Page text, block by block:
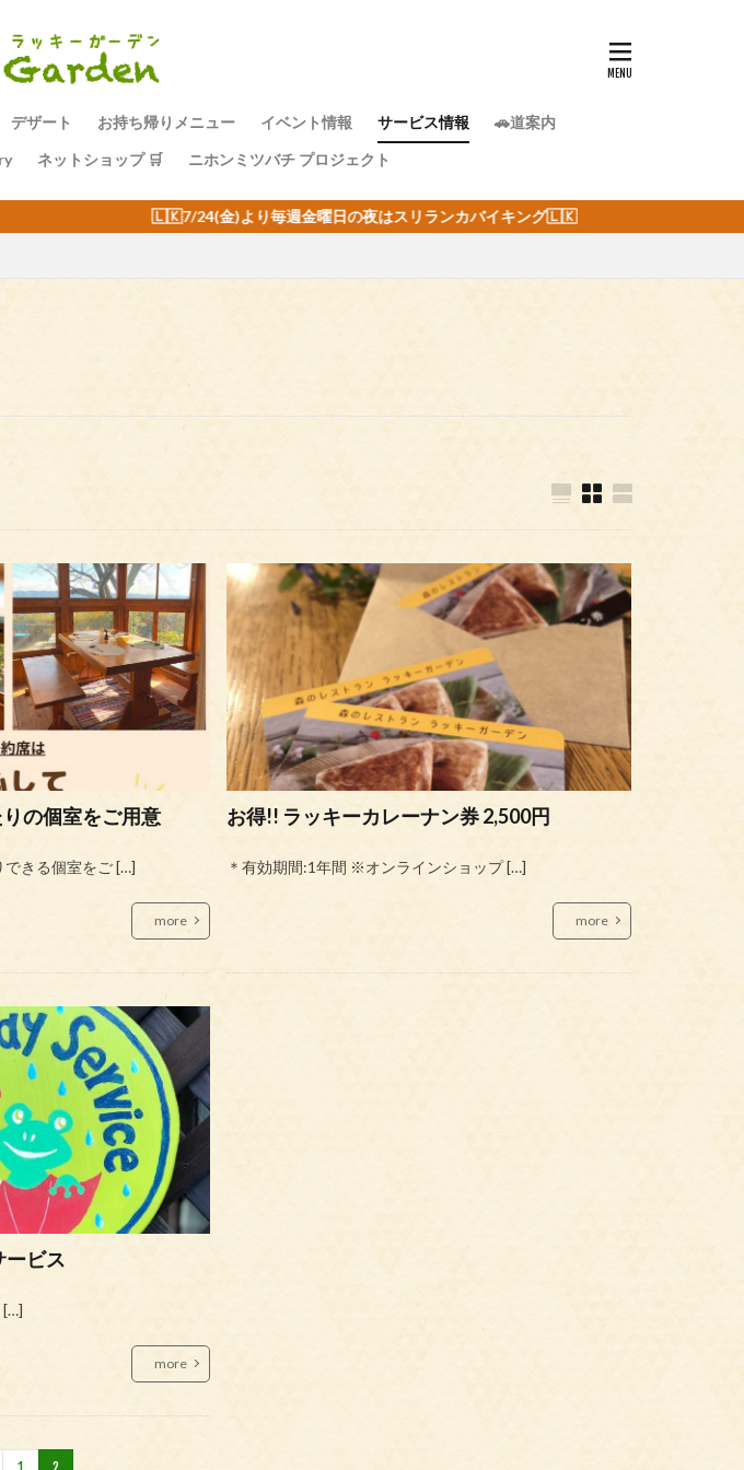
デザート お持ち帰りメニュー イベント情報 サービス情報
🚗道案内
ネットショップ 🛒 ニホンミツバチ プロジェクト
)より毎週金曜日の夜はスリランカバイキング🇱🇰
の個室をご用意
できる個室をご […]
more
お得!! ラッキーカレーナン券 2,500円
＊有効期間:1年間 ※オンラインショップ […]
more
ービス
[…]
more